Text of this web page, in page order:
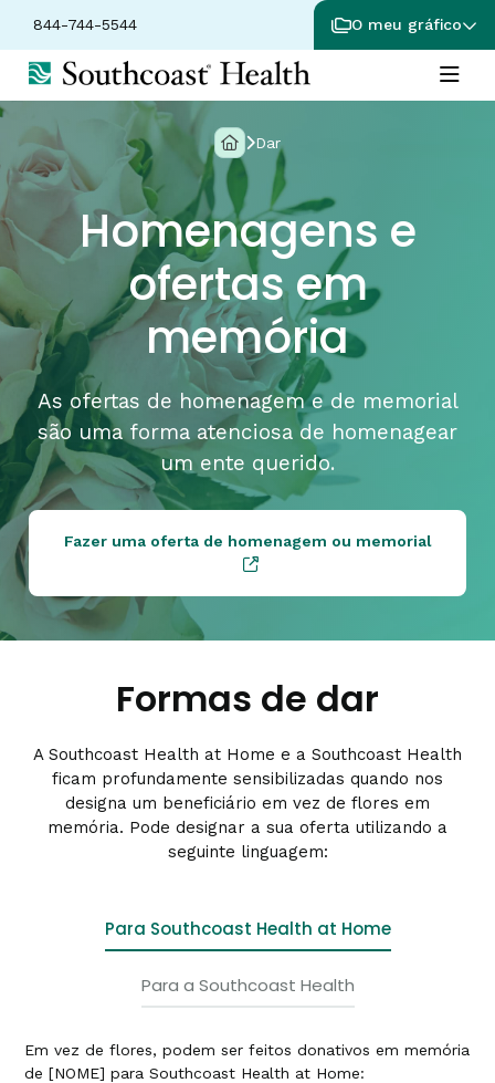
844-744-5544 O meu gráfico
Dar
Homenagens e
ofertas em
memória
As ofertas de homenagem e de memorial
são uma forma atenciosa de homenagear
um ente querido.
Fazer uma oferta de homenagem ou memorial
Formas de dar
A Southcoast Health at Home e a Southcoast Health
ficam profundamente sensibilizadas quando nos
designa um beneficiário em vez de flores em
memória. Pode designar a sua oferta utilizando a
seguinte linguagem:
Para Southcoast Health at Home
Para a Southcoast Health
Em vez de flores, podem ser feitos donativos em memória
de [NOME] para Southcoast Health at Home: